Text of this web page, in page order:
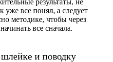
результаты, не
уже все понял, а следует
методике, чтобы через
все сначала.
и поводку